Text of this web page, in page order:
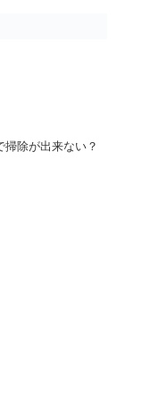
除が出来ない？